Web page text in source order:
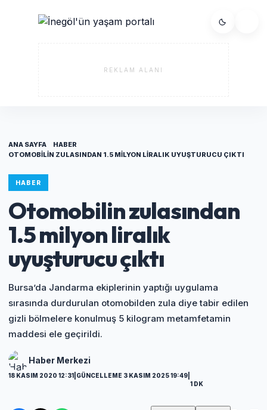
REKLAM ALANI
ANA SAYFA
HABER
OTOMOBILIN ZULASINDAN 1.5 MILYON LIRALIK UYUŞTURUCU ÇIKTI
HABER
Otomobilin zulasından
1.5 milyon liralık
uyuşturucu çıktı
Bursa’da Jandarma ekiplerinin yaptığı uygulama
sırasında durdurulan otomobilden zula diye tabir edilen
gizli bölmelere konulmuş 5 kilogram metamfetamin
maddesi ele geçirildi.
Haber Merkezi
18 KASIM 2020 12:31 GÜNCELLEME 3 KASIM 2025 19:49
1 DK